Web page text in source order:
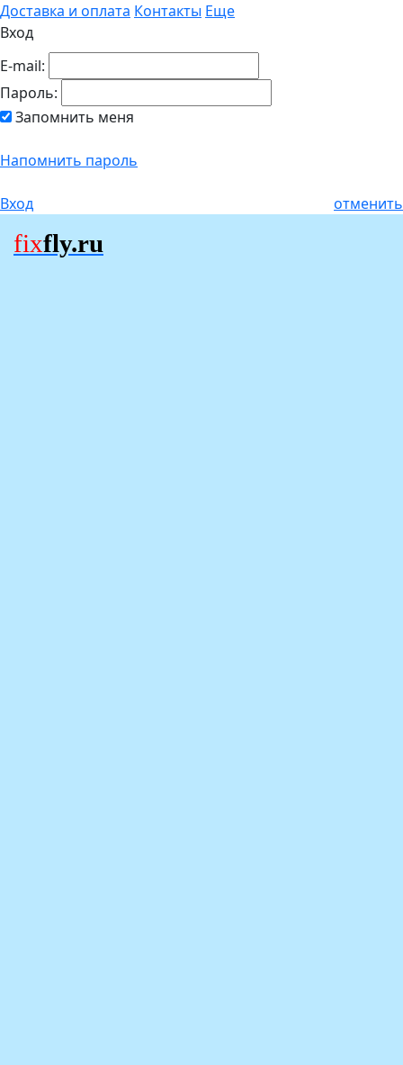
Доставка и оплата Контакты Еще
Вход
E-mail:
Пароль:
Запомнить меня
Напомнить пароль
Вход отменить
fixfly.ru